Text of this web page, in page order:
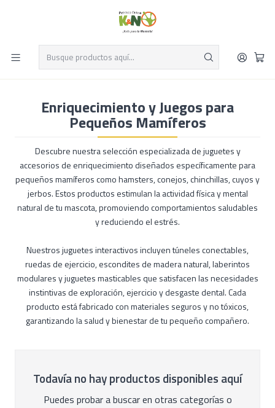
Despacho el mismo día y envío gratis por compras sobre $19.990
Leer más
Accesorios Pequeños Mamíferos - Conejos Hámsters
Enriquecimiento y Juegos para Pequeños Mamíferos
Enriquecimiento y Juegos para
Pequeños Mamíferos
Descubre nuestra selección especializada de juguetes y
accesorios de enriquecimiento diseñados específicamente para
pequeños mamíferos como hamsters, conejos, chinchillas, cuyos y
jerbos. Estos productos estimulan la actividad física y mental
natural de tu mascota, promoviendo comportamientos saludables
y reduciendo el estrés.
Nuestros juguetes interactivos incluyen túneles conectables,
ruedas de ejercicio, escondites de madera natural, laberintos
modulares y juguetes masticables que satisfacen las necesidades
instintivas de exploración, ejercicio y desgaste dental. Cada
producto está fabricado con materiales seguros y no tóxicos,
garantizando la salud y bienestar de tu pequeño compañero.
Todavía no hay productos disponibles aquí
Puedes probar a buscar en otras categorías o